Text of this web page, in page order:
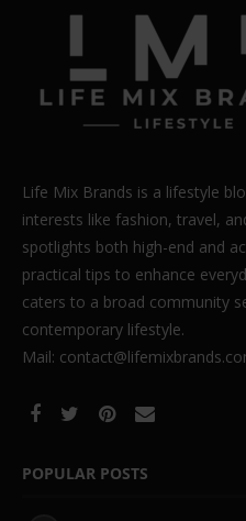
Life Mix Brands is a lifestyle
interests like fashion, travel,
spotlights both high-end and
practical tips to enhance
caters to a broad community
contemporary lifestyle.
Mail:
POPULAR POSTS